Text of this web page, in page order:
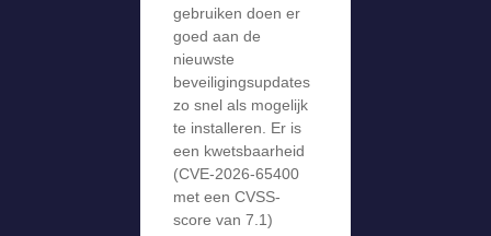
gebruiken doen er
goed aan de
nieuwste
beveiligingsupdates
zo snel als mogelijk
te installeren. Er is
een kwetsbaarheid
(CVE-2026-65400
met een CVSS-
score van 7.1)